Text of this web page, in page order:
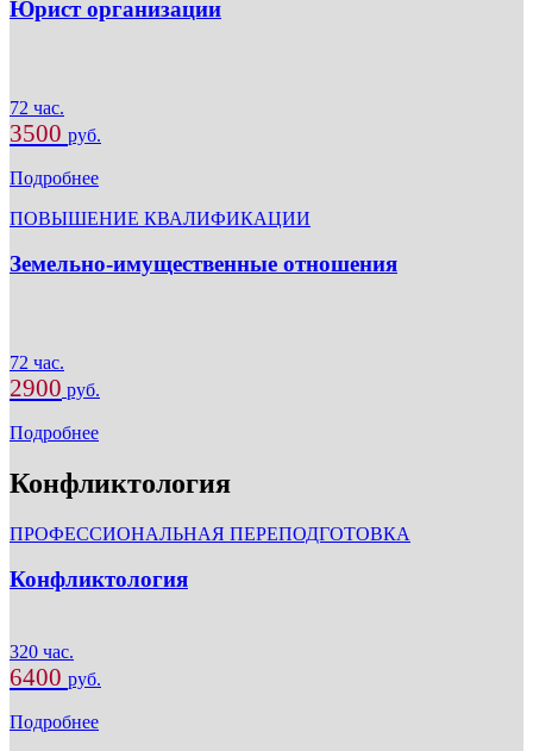
Юрист организации
72 час.
3500 руб.
Подробнее
ПОВЫШЕНИЕ КВАЛИФИКАЦИИ
Земельно-имущественные отношения
72 час.
2900 руб.
Подробнее
Конфликтология
ПРОФЕССИОНАЛЬНАЯ ПЕРЕПОДГОТОВКА
Конфликтология
320 час.
6400 руб.
Подробнее